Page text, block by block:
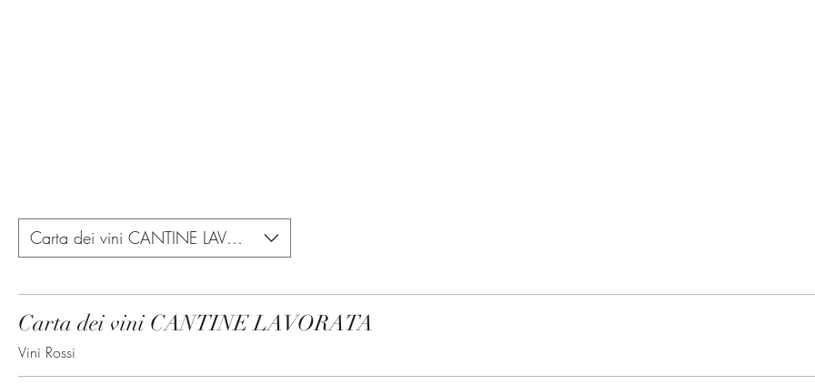
Carta dei vini CANTINE LAVORATA
Carta dei vini CANTINE LAVORATA
Vini Rossi